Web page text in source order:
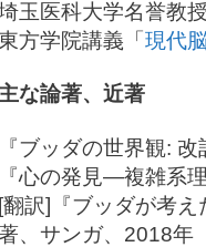
玉医科大学名誉教授
方学院講義「 現代
な論著、近著
『ブッダの世界観:
『心の発見―複雑系
[翻訳]『ブッダが考
、サンガ、2018年